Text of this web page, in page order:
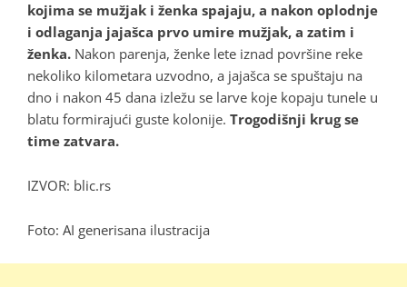
kojima se mužjak i ženka spajaju, a nakon oplodnje
i odlaganja jajašca prvo umire mužjak, a zatim i
ženka. Nakon parenja, ženke lete iznad površine reke
nekoliko kilometara uzvodno, a jajašca se spuštaju na
dno i nakon 45 dana izležu se larve koje kopaju tunele u
blatu formirajući guste kolonije. Trogodišnji krug se
time zatvara.
IZVOR: blic.rs
Foto: AI generisana ilustracija